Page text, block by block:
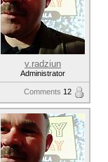
v.radziun
Administrator
Comments 12